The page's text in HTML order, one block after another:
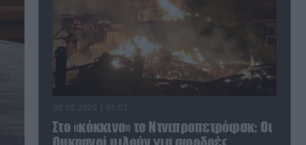
Στο «κόκκινο» το Ντνιπροπετρόφσκ: Οι